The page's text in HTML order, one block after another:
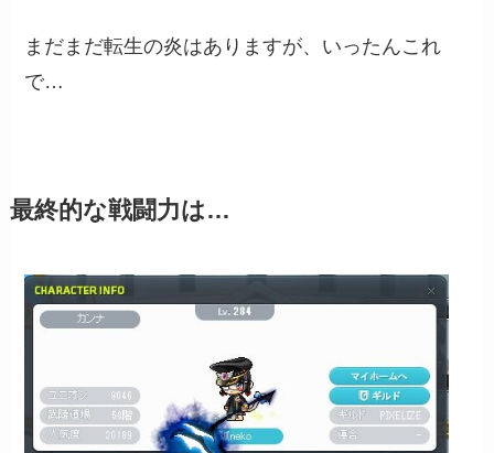
まだまだ転生の炎はありますが、いったんこれ
で…
最終的な戦闘力は…